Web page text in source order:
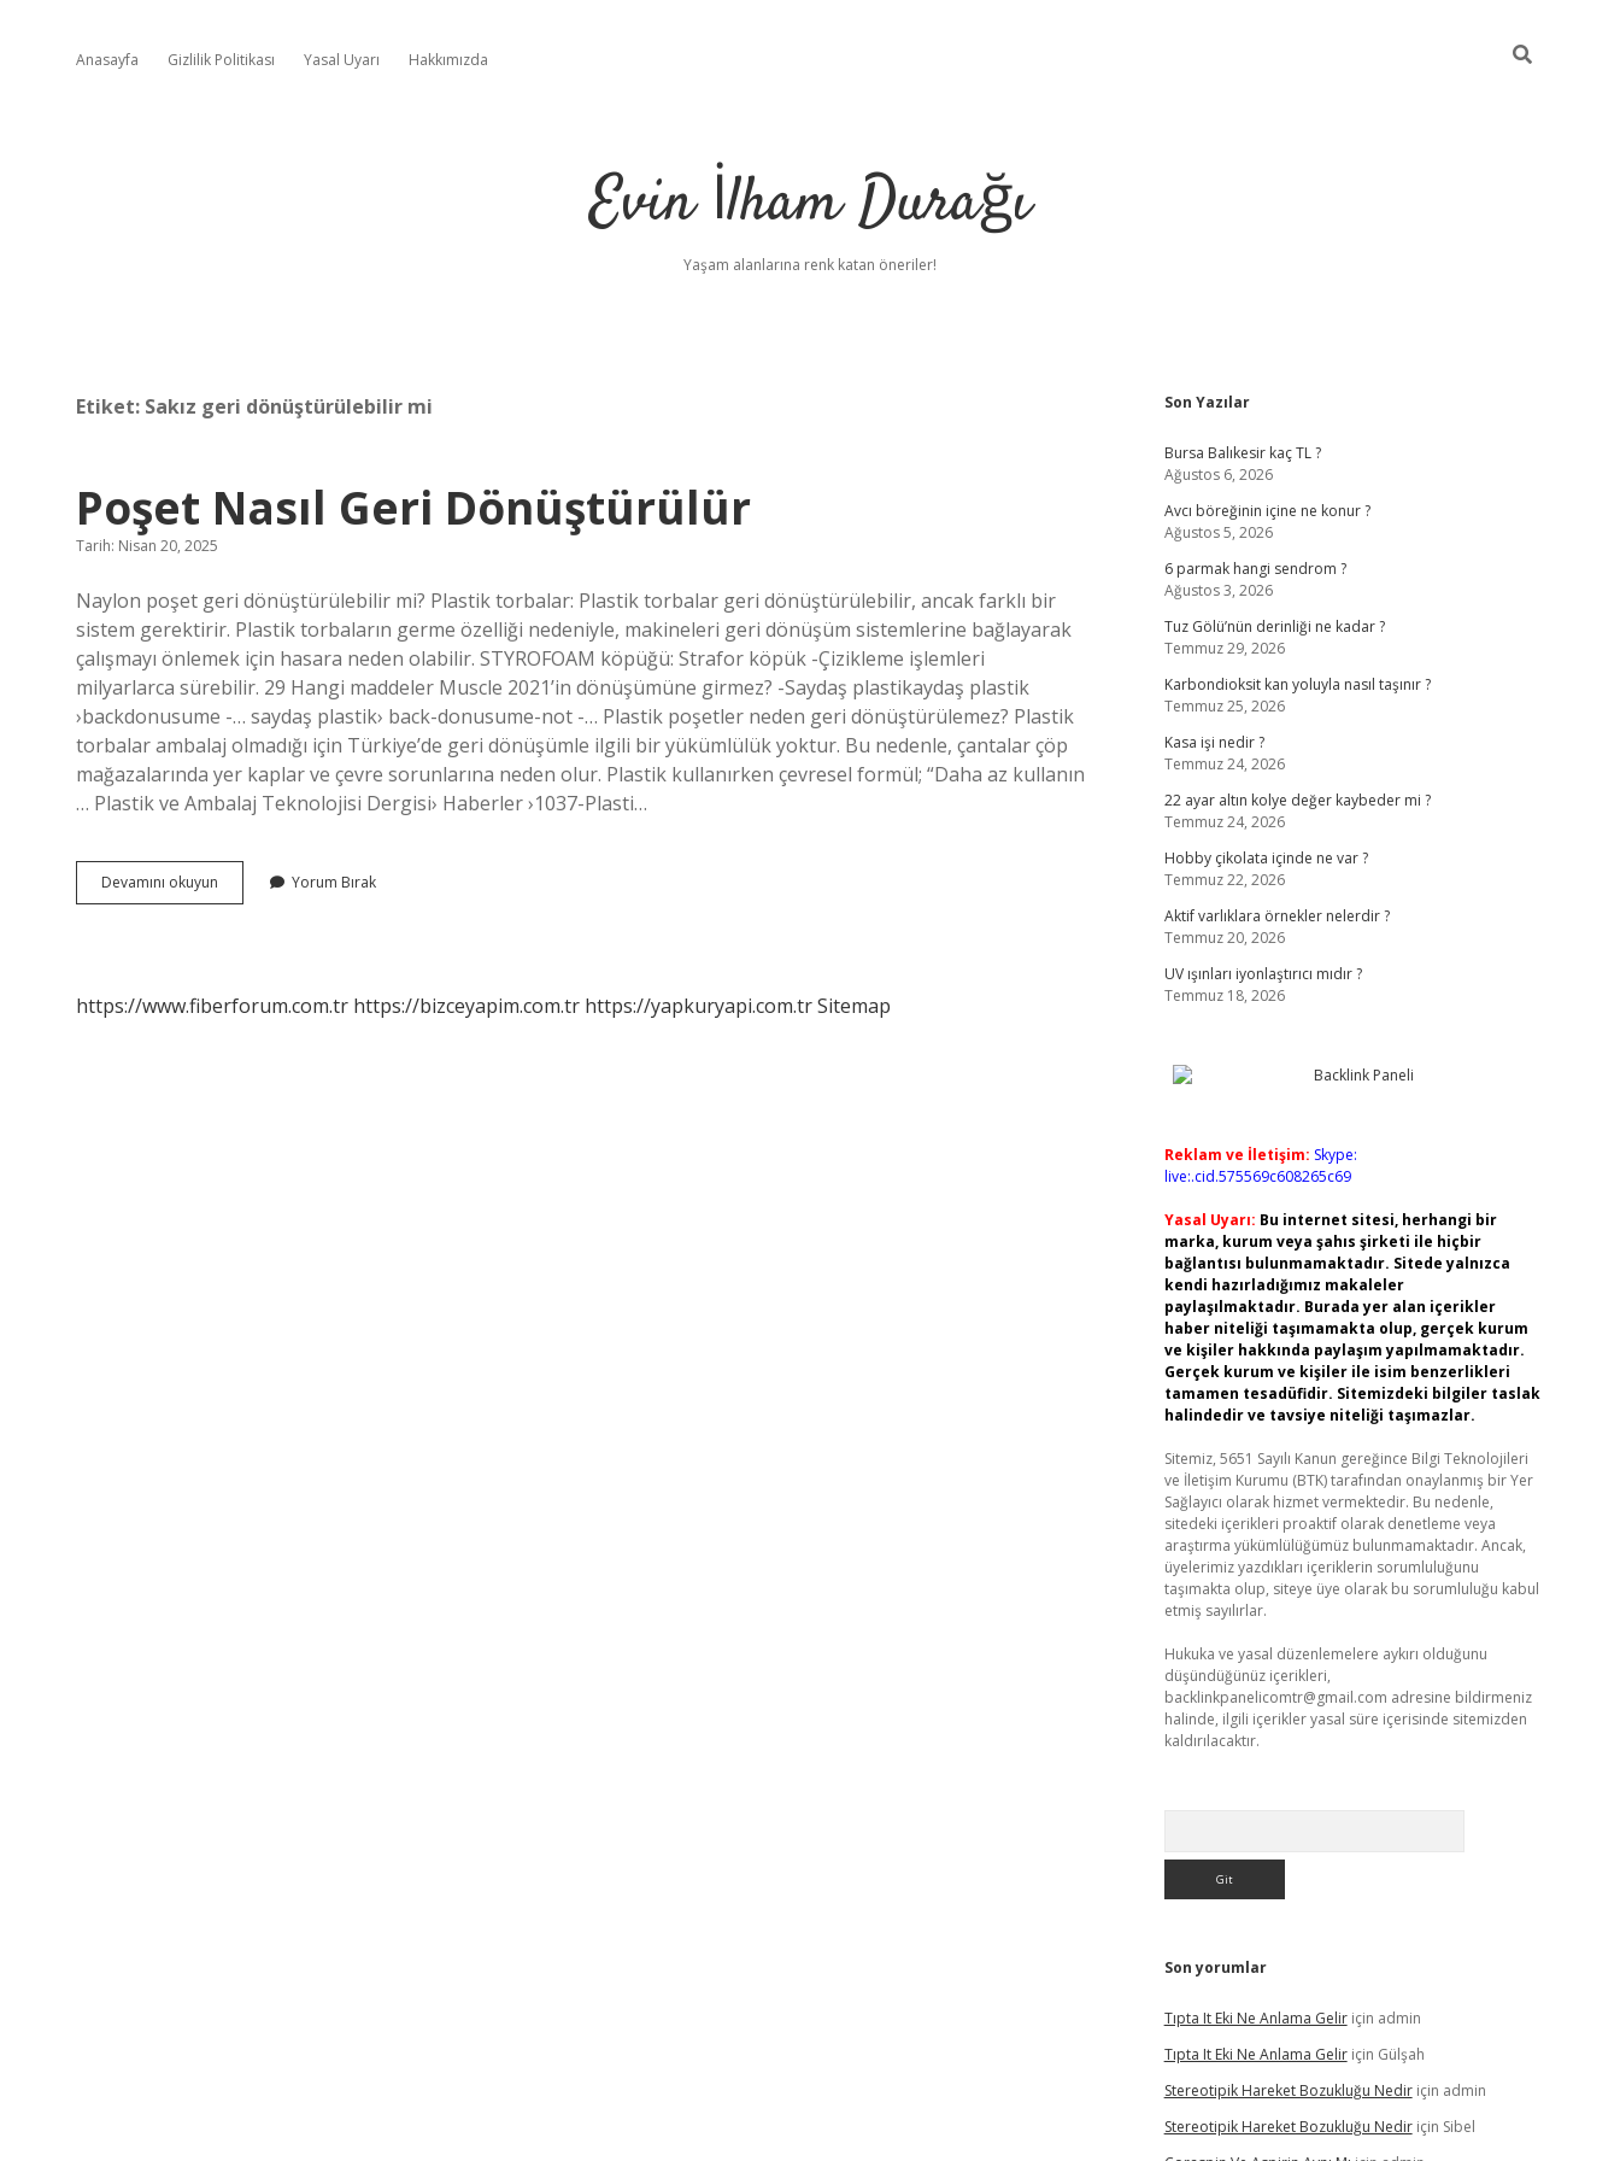
Anasayfa Gizlilik Politikası Yasal Uyarı Hakkımızda
Evin İlham Durağı
Yaşam alanlarına renk katan öneriler!
Etiket: Sakız geri dönüştürülebilir mi
Poşet Nasıl Geri Dönüştürülür
Tarih: Nisan 20, 2025
Naylon poşet geri dönüştürülebilir mi? Plastik torbalar: Plastik torbalar geri dönüştürülebilir, ancak farklı bir
sistem gerektirir. Plastik torbaların germe özelliği nedeniyle, makineleri geri dönüşüm sistemlerine bağlayarak
çalışmayı önlemek için hasara neden olabilir. STYROFOAM köpüğü: Strafor köpük -Çizikleme işlemleri
milyarlarca sürebilir. 29 Hangi maddeler Muscle 2021’in dönüşümüne girmez? -Saydaş plastikaydaş plastik
›backdonusume -… saydaş plastik› back-donusume-not -… Plastik poşetler neden geri dönüştürülemez? Plastik
torbalar ambalaj olmadığı için Türkiye’de geri dönüşümle ilgili bir yükümlülük yoktur. Bu nedenle, çantalar çöp
mağazalarında yer kaplar ve çevre sorunlarına neden olur. Plastik kullanırken çevresel formül; “Daha az kullanın
… Plastik ve Ambalaj Teknolojisi Dergisi› Haberler ›1037-Plasti…
Devamını okuyun
Nasıl
Yorum Bırak
https://www.fiberforum.com.tr https://bizceyapim.com.tr https://yapkuryapi.com.trSitemap
Sidebar
Son Yazılar
Bursa Balıkesir kaç TL ?
Ağustos 6, 2026
Avcı böreğinin içine ne konur ?
Ağustos 5, 2026
6 parmak hangi sendrom ?
Ağustos 3, 2026
Tuz Gölü’nün derinliği ne kadar ?
Temmuz 29, 2026
Karbondioksit kan yoluyla nasıl taşınır ?
Temmuz 25, 2026
Kasa işi nedir ?
Temmuz 24, 2026
22 ayar altın kolye değer kaybeder mi ?
Temmuz 24, 2026
Hobby çikolata içinde ne var ?
Temmuz 22, 2026
Aktif varlıklara örnekler nelerdir ?
Temmuz 20, 2026
UV ışınları iyonlaştırıcı mıdır ?
Temmuz 18, 2026
Reklam ve İletişim: Skype:
live:.cid.575569c608265c69
Yasal Uyarı: Bu internet sitesi, herhangi bir
marka, kurum veya şahıs şirketi ile hiçbir
bağlantısı bulunmamaktadır. Sitede yalnızca
kendi hazırladığımız makaleler
paylaşılmaktadır. Burada yer alan içerikler
haber niteliği taşımamakta olup, gerçek kurum
ve kişiler hakkında paylaşım yapılmamaktadır.
Gerçek kurum ve kişiler ile isim benzerlikleri
tamamen tesadüfidir. Sitemizdeki bilgiler taslak
halindedir ve tavsiye niteliği taşımazlar.
Sitemiz, 5651 Sayılı Kanun gereğince Bilgi Teknolojileri
ve İletişim Kurumu (BTK) tarafından onaylanmış bir Yer
Sağlayıcı olarak hizmet vermektedir. Bu nedenle,
sitedeki içerikleri proaktif olarak denetleme veya
araştırma yükümlülüğümüz bulunmamaktadır. Ancak,
üyelerimiz yazdıkları içeriklerin sorumluluğunu
taşımakta olup, siteye üye olarak bu sorumluluğu kabul
etmiş sayılırlar.
Hukuka ve yasal düzenlemelere aykırı olduğunu
düşündüğünüz içerikleri,
backlinkpanelicomtr@gmail.com adresine bildirmeniz
halinde, ilgili içerikler yasal süre içerisinde sitemizden
kaldırılacaktır.
Son yorumlar
Tıpta It Eki Ne Anlama Geliriçin admin
Tıpta It Eki Ne Anlama Geliriçin Gülşah
Stereotipik Hareket Bozukluğu Nediriçin admin
Stereotipik Hareket Bozukluğu Nediriçin Sibel